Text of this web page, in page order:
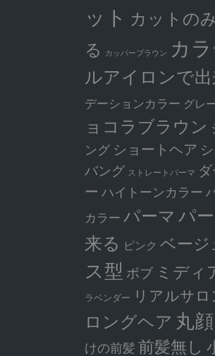
ット カットの
る カッパーブラウン カ
ルアイロンで
デーションカラー グレ
ョコラブラウン
ング ショートヘア
バング ストレートパーマ
ー ハイトーンカラー
カラー パーマ パ
来る ピンク ベージ
ス型 ボブ ミディ
ラベンダー リアルサロ
ロングヘア 丸顔
けの前髪前髪無し